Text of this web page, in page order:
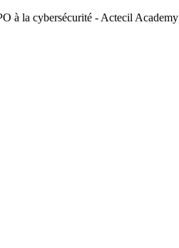
à la cybersécurité - Actecil Academy